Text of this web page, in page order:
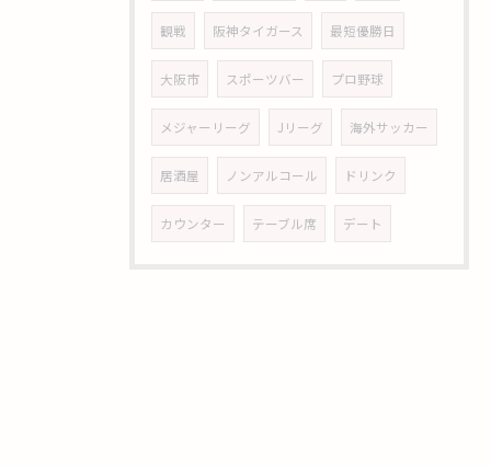
観戦 阪神タイガース 最短優勝日
大阪市 スポーツバー プロ野球
メジャーリーグ Jリーグ 海外サッカー
居酒屋 ノンアルコール ドリンク
カウンター テーブル席 デート